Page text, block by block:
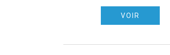
VOIR